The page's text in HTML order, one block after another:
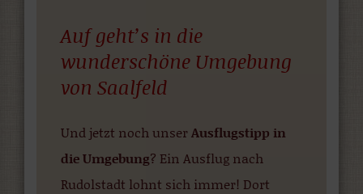
Auf geht’s in die
wunderschöne Umgebung
von Saalfeld
Und jetzt noch unser Ausflugstipp in
die Umgebung? Ein Ausflug nach
Rudolstadt lohnt sich immer! Dort